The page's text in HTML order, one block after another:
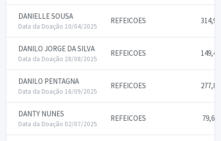
DANIELLE SOUSA
Data da Doação 10/04/2025
REFEICOES 314,93
DANILO JORGE DA SILVA
Data da Doação 28/08/2025
REFEICOES 149,45
DANILO PENTAGNA
Data da Doação 16/09/2025
REFEICOES 277,83
DANTY NUNES
Data da Doação 02/07/2025
REFEICOES 79,64